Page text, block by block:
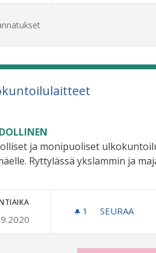
ja monipuoliset
Ryttylässä ykslammin ja
1 1 SEURAAJA
SEURAA